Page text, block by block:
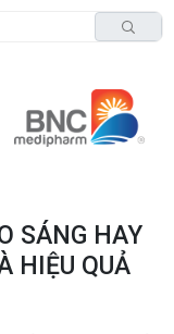
SÁNG HAY
HIỆU QUẢ